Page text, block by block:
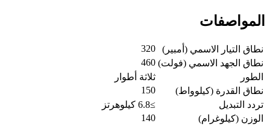
المواصفات
نطاق التيار الاسمي (أمبير)
320
نطاق الجهد الاسمي (فولت) 460
الطور
ثلاثة أطوار
نطاق القدرة (كيلوواط)
150
تردد التبديل
≥6.8 كيلوهرتز
الوزن (كيلوغرام)
140